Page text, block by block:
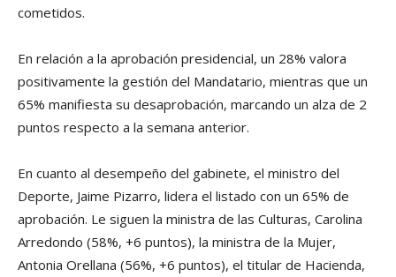
cometidos.
En relación a la aprobación presidencial, un 28% valora
positivamente la gestión del Mandatario, mientras que un
65% manifiesta su desaprobación, marcando un alza de 2
puntos respecto a la semana anterior.
En cuanto al desempeño del gabinete, el ministro del
Deporte, Jaime Pizarro, lidera el listado con un 65% de
aprobación. Le siguen la ministra de las Culturas, Carolina
Arredondo (58%, +6 puntos), la ministra de la Mujer,
Antonia Orellana (56%, +6 puntos), el titular de Hacienda,